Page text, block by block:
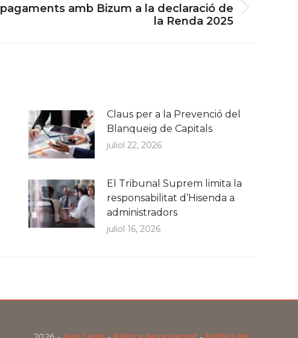
amb Bizum a la declaració de
la Renda 2025
Claus per a la Prevenció del
Blanqueig de Capitals
juliol 22, 2026
El Tribunal Suprem limita la
responsabilitat d’Hisenda a
administradors
juliol 16, 2026